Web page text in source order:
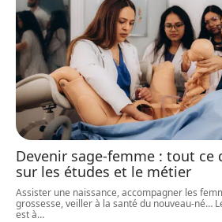
Devenir sage-femme : tout ce
sur les études et le métier
Assister une naissance, accompagner les
grossesse, veiller à la santé du nouveau-né…
est à…